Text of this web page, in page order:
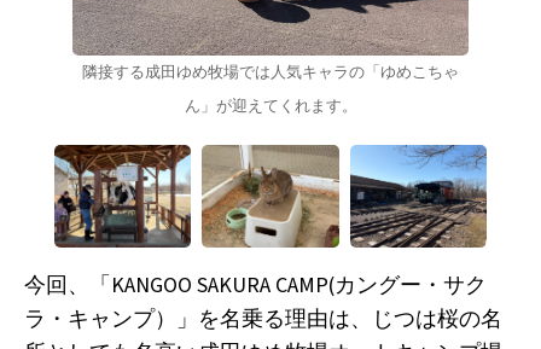
隣接する成田ゆめ牧場では人気キャラの「ゆめこちゃ
ん」が迎えてくれます。
今回、「KANGOO SAKURA CAMP(カングー・サク
ラ・キャンプ）」を名乗る理由は、じつは桜の名